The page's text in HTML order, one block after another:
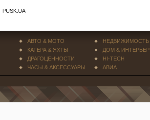
PUSK.UA
АВТО & МОТО
КАТЕРА & ЯХТЫ
ДРАГОЦЕННОСТИ
ЧАСЫ & АКСЕССУАРЫ
НЕДВИЖИМОСТЬ
ДОМ & ИНТЕРЬЕР
HI-TECH
АВИА